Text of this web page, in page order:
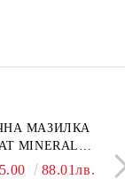
60x120 см,
44.01лв.
МАЗИЛКА
MINERAL
STONE, СИТЕН
88.01лв.